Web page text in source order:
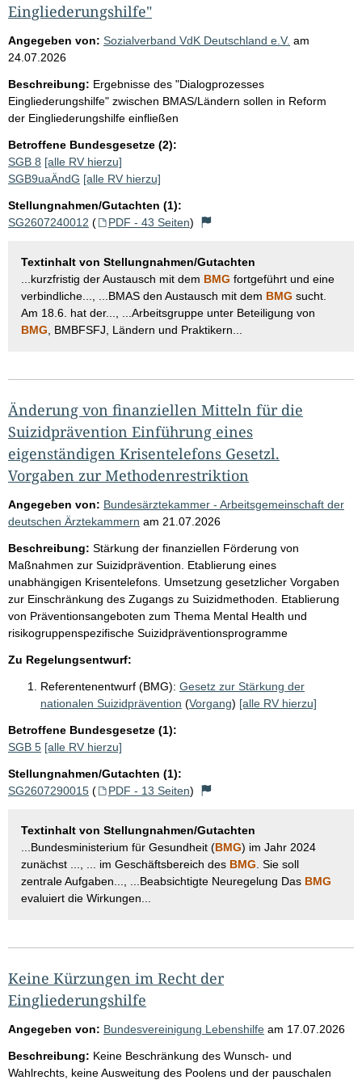
Eingliederungshilfe"
Angegeben von: Sozialverband VdK Deutschland e.V. am
24.07.2026
Beschreibung: Ergebnisse des "Dialogprozesses
Eingliederungshilfe" zwischen BMAS/Ländern sollen in Reform
der Eingliederungshilfe einfließen
Betroffene Bundesgesetze (2):
SGB 8 [alle RV hierzu]
SGB9uaÄndG [alle RV hierzu]
Stellungnahmen/Gutachten (1):
SG2607240012 ( PDF - 43 Seiten)
Textinhalt von Stellungnahmen/Gutachten
...kurzfristig der Austausch mit dem BMG fortgeführt und eine
verbindliche..., ...BMAS den Austausch mit dem BMG sucht.
Am 18.6. hat der..., ...Arbeitsgruppe unter Beteiligung von
BMG , BMBFSFJ, Ländern und Praktikern...
Änderung von finanziellen Mitteln für die
Suizidprävention Einführung eines
eigenständigen Krisentelefons Gesetzl.
Vorgaben zur Methodenrestriktion
Angegeben von: Bundesärztekammer - Arbeitsgemeinschaft der
deutschen Ärztekammern am 21.07.2026
Beschreibung: Stärkung der finanziellen Förderung von
Maßnahmen zur Suizidprävention. Etablierung eines
unabhängigen Krisentelefons. Umsetzung gesetzlicher Vorgaben
zur Einschränkung des Zugangs zu Suizidmethoden. Etablierung
von Präventionsangeboten zum Thema Mental Health und
risikogruppenspezifische Suizidpräventionsprogramme
Zu Regelungsentwurf:
Referentenentwurf (BMG): Gesetz zur Stärkung der
nationalen Suizidprävention (Vorgang) [alle RV hierzu]
Betroffene Bundesgesetze (1):
SGB 5 [alle RV hierzu]
Stellungnahmen/Gutachten (1):
SG2607290015 ( PDF - 13 Seiten)
Textinhalt von Stellungnahmen/Gutachten
...Bundesministerium für Gesundheit (BMG) im Jahr 2024
zunächst ..., ... im Geschäftsbereich des BMG . Sie soll
zentrale Aufgaben..., ...Beabsichtigte Neuregelung Das BMG
evaluiert die Wirkungen...
Keine Kürzungen im Recht der
Eingliederungshilfe
Angegeben von: Bundesvereinigung Lebenshilfe am 17.07.2026
Beschreibung: Keine Beschränkung des Wunsch- und
Wahlrechts, keine Ausweitung des Poolens und der pauschalen